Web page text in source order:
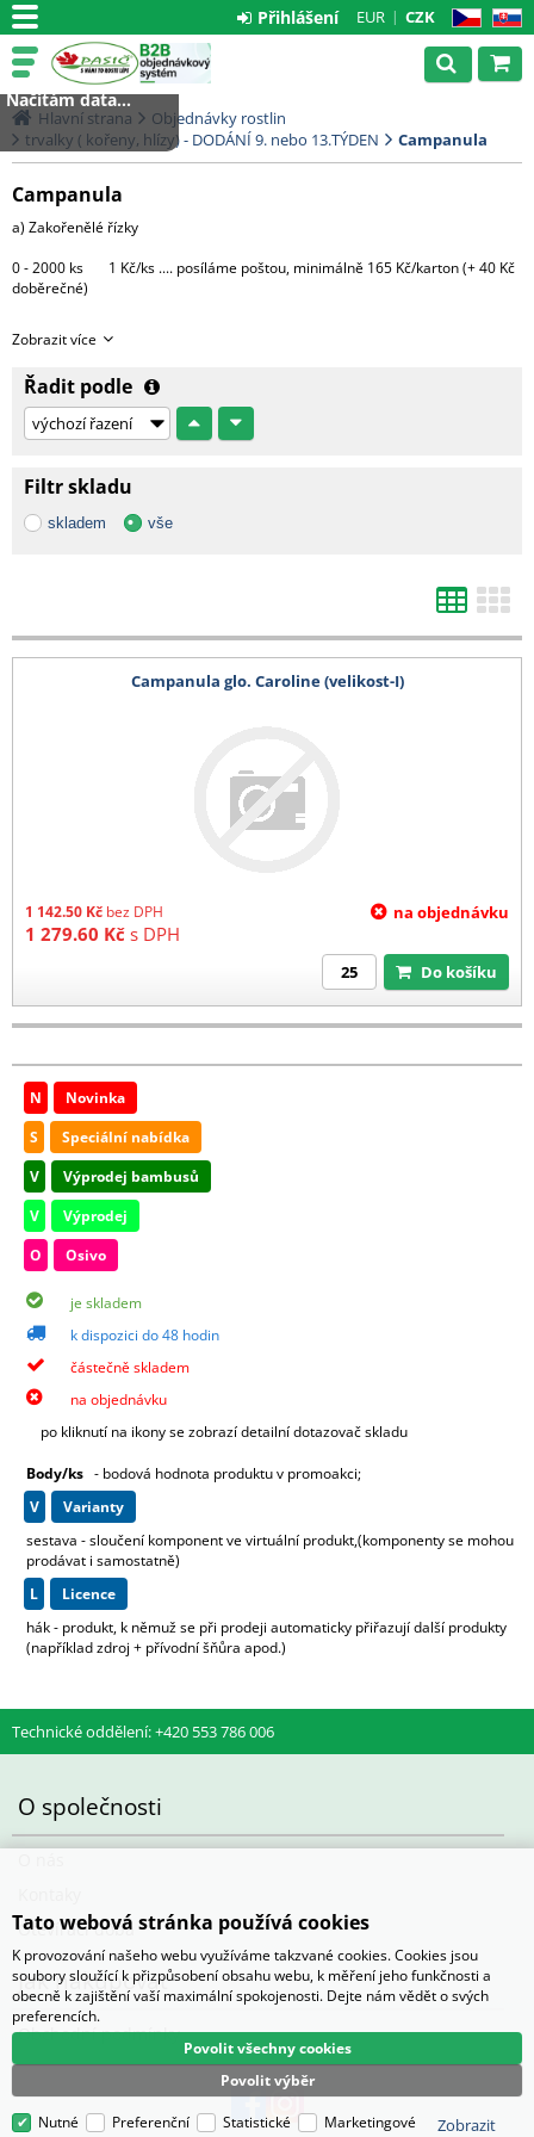
CZ SK
EUR CZK
Přihlášení
Hlavní strana
Objednávky rostlin
trvalky ( kořeny, hlízy) - DODÁNÍ 9. nebo 13.TÝDEN
Campanula
Campanula
a) Zakořenělé řízky
0 - 2000 ks 1 Kč/ks .... posíláme poštou, minimálně 165 Kč/karton (+ 40 Kč
doběrečné)
Každá další započatá paleta + 3000 Kč
Morava - 1 CC ....... 500 Kč + DPH
Čechy, Slovensko - doprava na dotaz
Zobrazit více
Řadit podle
Filtr skladu
skladem vše
Campanula glo. Caroline (velikost-I)
1 142.50 Kč bez DPH
1 279.60 Kč s DPH
na objednávku
Do košíku
N
Novinka
S
Speciální nabídka
V
Výprodej bambusů
V
Výprodej
O
Osivo
je skladem
k dispozici do 48 hodin
částečně skladem
na objednávku
po kliknutí na ikony se zobrazí detailní dotazovač skladu
Body/ks - bodová hodnota produktu v promoakci;
v
varianty
sestava - sloučení komponent ve virtuální produkt,(komponenty se mohou
prodávat i samostatně)
L
licence
hák - produkt, k němuž se při prodeji automaticky přiřazují další produkty
(například zdroj + přívodní šňůra apod.)
Technické oddělení: +420 553 786 006
O společnosti
Otevírací doba
Jak nakupovat
Obchodní podmínky
Tato webová stránka používá cookies
K provozování našeho webu využíváme takzvané cookies. Cookies jsou
soubory sloužící k přizpůsobení obsahu webu, k měření jeho funkčnosti a
obecně k zajištění vaší maximální spokojenosti. Dejte nám vědět o svých
preferencích.
Povolit výběr
Povolit všechny cookies
Nutné Preferenční Statistické Marketingové
Zobrazit
Načítám data...